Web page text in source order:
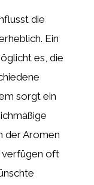
die
Ein
es, die
sorgt ein
der Aromen
oft